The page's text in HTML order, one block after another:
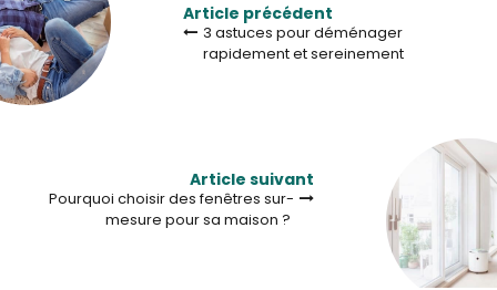
Article précédent
3 astuces pour déménager
rapidement et sereinement
Article suivant
Pourquoi choisir des fenêtres sur-
mesure pour sa maison ?